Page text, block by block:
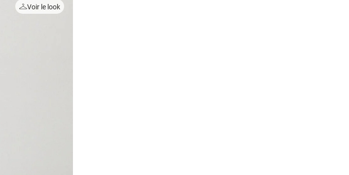
Voir le look